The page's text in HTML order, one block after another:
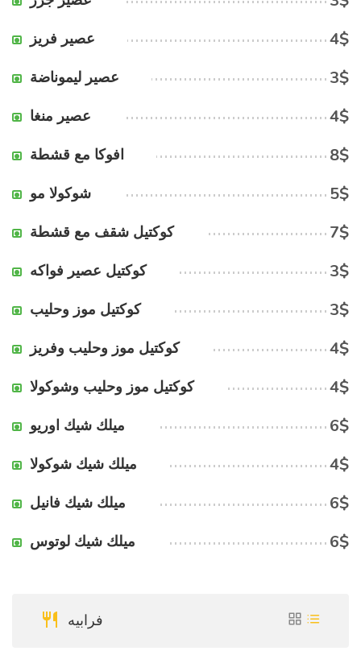
عصير فريز 4$
عصير ليموناضة 3$
عصير منغا 4$
افوكا مع قشطة 8$
شوكولا مو 5$
كوكتيل شقف مع قشطة 7$
كوكتيل عصير فواكه 3$
كوكتيل موز وحليب 3$
كوكتيل موز وحليب وفريز 4$
كوكتيل موز وحليب وشوكولا 4$
ميلك شيك اوريو 6$
ميلك شيك شوكولا 4$
ميلك شيك فانيل 6$
ميلك شيك لوتوس 6$
فرابيه